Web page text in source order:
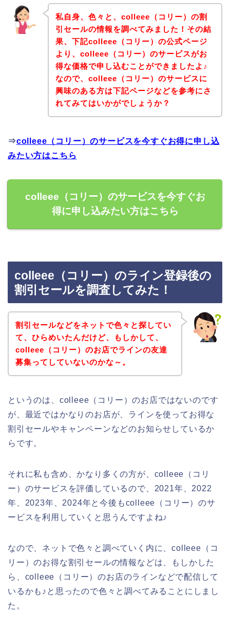
私自身、色々と、colleee（コリー）の割
引セールの情報を調べてみました！その結
果、下記colleee（コリー）の公式ページ
より、colleee（コリー）のサービスがお
得な価格で申し込むことができましたよ♪
なので、colleee（コリー）のサービスに
興味のある方は下記ページなどを参考にさ
れてみてはいかがでしょうか？
⇒colleee（コリー）のサービスを今すぐお得に申し込
みたい方はこちら
colleee（コリー）のサービスを今すぐお
得に申し込みたい方はこちら
colleee（コリー）のライン登録後の
割引セールを調査してみた！
割引セールなどをネットで色々と探してい
て、ひらめいたんだけど、もしかして、
colleee（コリー）のお店でラインの友達
募集ってしていないのかな～。
というのは、colleee（コリー）のお店ではないのです
が、最近ではかなりのお店が、ラインを使ってお得な
割引セールやキャンペーンなどのお知らせしているか
らです。
それに私も含め、かなり多くの方が、colleee（コリ
ー）のサービスを評価しているので、2021年、2022
年、2023年、2024年と今後もcolleee（コリー）のサ
ービスを利用していくと思うんですよね♪
なので、ネットで色々と調べていく内に、colleee（コ
リー）のお得な割引セールの情報などは、もしかした
ら、colleee（コリー）のお店のラインなどで配信して
いるかも♪と思ったので色々と調べてみることにしまし
た。